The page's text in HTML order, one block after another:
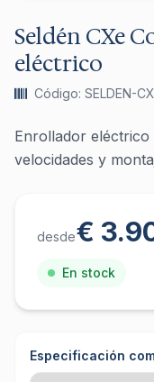
Seldén CXe
eléctrico
Código: SELDEN-
Enrollador eléctrico
velocidades y
desde€
En stock
Especificación